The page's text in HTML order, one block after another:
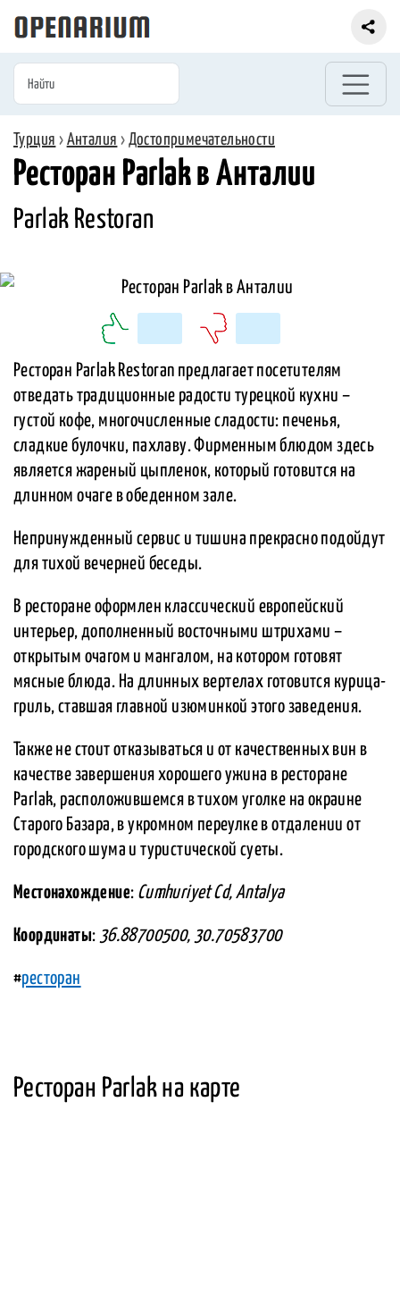
Турция › Анталия › Достопримечательности
Ресторан Parlak в Анталии
Parlak Restoran
Ресторан Parlak Restoran предлагает посетителям
отведать традиционные радости турецкой кухни –
густой кофе, многочисленные сладости: печенья,
сладкие булочки, пахлаву. Фирменным блюдом здесь
является жареный цыпленок, который готовится на
длинном очаге в обеденном зале.
Непринужденный сервис и тишина прекрасно подойдут
для тихой вечерней беседы.
В ресторане оформлен классический европейский
интерьер, дополненный восточными штрихами –
открытым очагом и мангалом, на котором готовят
мясные блюда. На длинных вертелах готовится курица-
гриль, ставшая главной изюминкой этого заведения.
Также не стоит отказываться и от качественных вин в
качестве завершения хорошего ужина в ресторане
Parlak, расположившемся в тихом уголке на окраине
Старого Базара, в укромном переулке в отдалении от
городского шума и туристической суеты.
Местонахождение: Cumhuriyet Cd, Antalya
Координаты: 36.88700500, 30.70583700
#ресторан
Ресторан Parlak на карте